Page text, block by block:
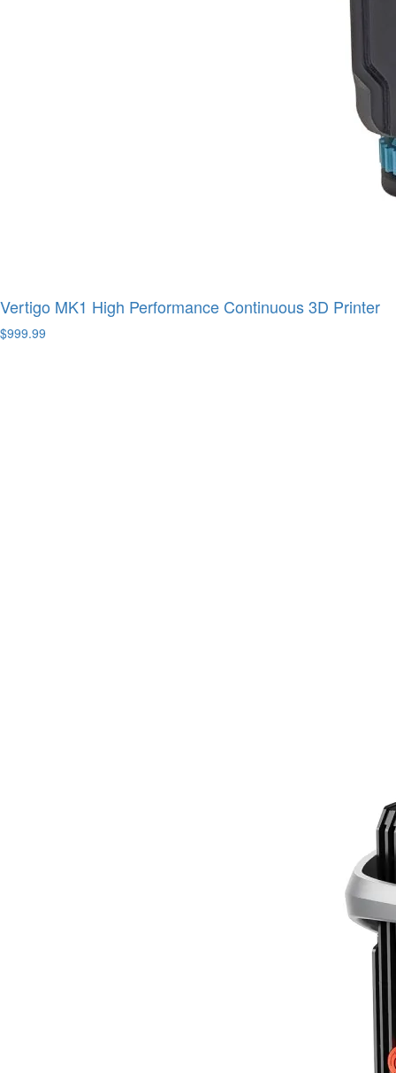
Vertigo MK1 High Performance Continuous 3D Printer
$999.99